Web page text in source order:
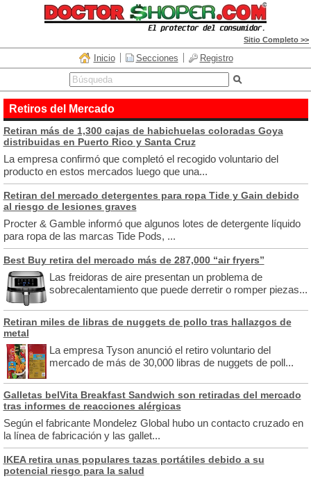
Sitio Completo >>
Inicio Secciones Registro
Retiros del Mercado
Retiran más de 1,300 cajas de habichuelas coloradas Goya
distribuidas en Puerto Rico y Santa Cruz
La empresa confirmó que completó el recogido voluntario del
producto en estos mercados luego que una...
Retiran del mercado detergentes para ropa Tide y Gain debido
al riesgo de lesiones graves
Procter & Gamble informó que algunos lotes de detergente líquido
para ropa de las marcas Tide Pods, ...
Best Buy retira del mercado más de 287,000 “air fryers”
Las freidoras de aire presentan un problema de
sobrecalentamiento que puede derretir o romper piezas...
Retiran miles de libras de nuggets de pollo tras hallazgos de
metal
La empresa Tyson anunció el retiro voluntario del
mercado de más de 30,000 libras de nuggets de poll...
Galletas belVita Breakfast Sandwich son retiradas del mercado
tras informes de reacciones alérgicas
Según el fabricante Mondelez Global hubo un contacto cruzado en
la línea de fabricación y las gallet...
IKEA retira unas populares tazas portátiles debido a su
potencial riesgo para la salud